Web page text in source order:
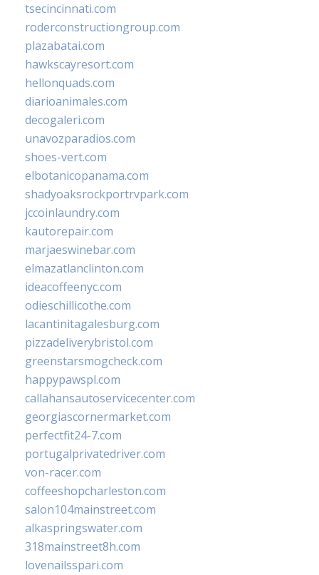
tsecincinnati.com
roderconstructiongroup.com
plazabatai.com
hawkscayresort.com
hellonquads.com
diarioanimales.com
decogaleri.com
unavozparadios.com
shoes-vert.com
elbotanicopanama.com
shadyoaksrockportrvpark.com
jccoinlaundry.com
kautorepair.com
marjaeswinebar.com
elmazatlanclinton.com
ideacoffeenyc.com
odieschillicothe.com
lacantinitagalesburg.com
pizzadeliverybristol.com
greenstarsmogcheck.com
happypawspl.com
callahansautoservicecenter.com
georgiascornermarket.com
perfectfit24-7.com
portugalprivatedriver.com
von-racer.com
coffeeshopcharleston.com
salon104mainstreet.com
alkaspringswater.com
318mainstreet8h.com
lovenailsspari.com